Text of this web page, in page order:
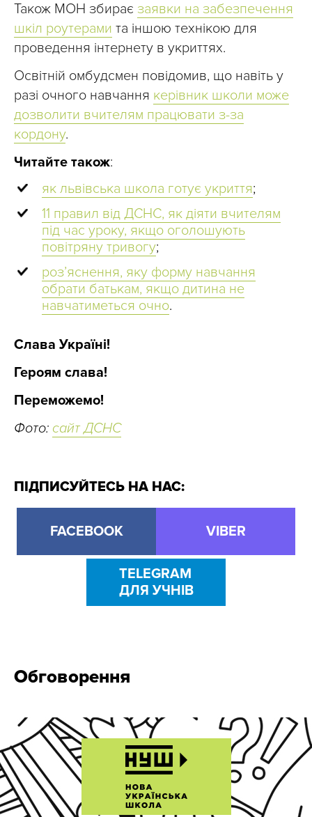
Також МОН збирає заявки на забезпечення
шкіл роутерами та іншою технікою для
проведення інтернету в укриттях.
Освітній омбудсмен повідомив, що навіть у
разі очного навчання керівник школи може
дозволити вчителям працювати з-за
кордону.
Читайте також:
як львівська школа готує укриття;
11 правил від ДСНС, як діяти вчителям
під час уроку, якщо оголошують
повітряну тривогу;
розʼяснення, яку форму навчання
обрати батькам, якщо дитина не
навчатиметься очно.
Слава Україні!
Героям слава!
Переможемо!
Фото: сайт ДСНС
ПІДПИСУЙТЕСЬ НА НАС:
FACEBOOK VIBER
TELEGRAM
ДЛЯ УЧНІВ
Обговорення